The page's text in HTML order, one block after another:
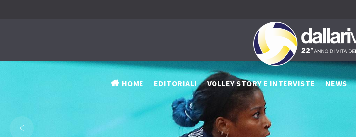
HOME EDITORIALI VOLLEY STORY E INTERVISTE NEWS
‹